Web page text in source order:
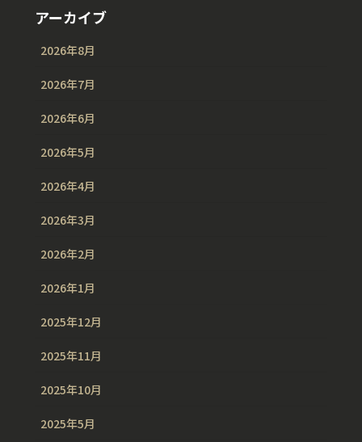
アーカイブ
2026年8月
2026年7月
2026年6月
2026年5月
2026年4月
2026年3月
2026年2月
2026年1月
2025年12月
2025年11月
2025年10月
2025年5月